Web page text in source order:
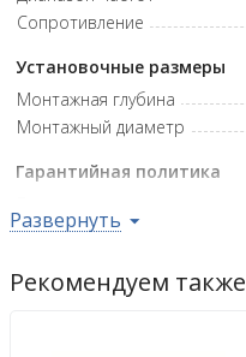
Сопротивление
Установочные размеры
Монтажная глубина
Монтажный диаметр
Гарантийная политика
Гарантия
Развернуть
Рекомендуем также